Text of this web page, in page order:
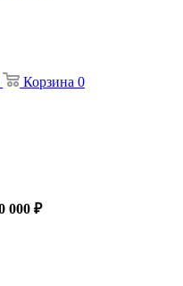
Корзина 0
000 ₽